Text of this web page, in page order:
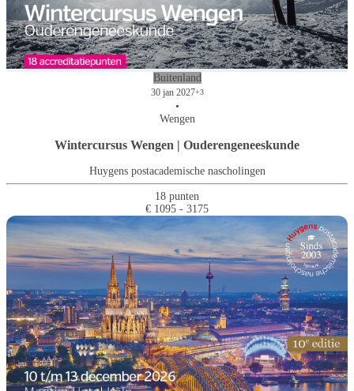
Buitenland
30 jan 2027+3
•
Wengen
Wintercursus Wengen | Ouderengeneeskunde
Huygens postacademische nascholingen
18 punten
€ 1095 - 3175